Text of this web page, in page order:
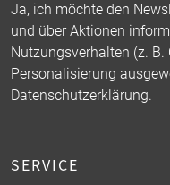
Ja, ich möchte den
und über Aktionen
Nutzungsverhalten (z.
Personalisierung
Datenschutzerklärung.
SERVICE